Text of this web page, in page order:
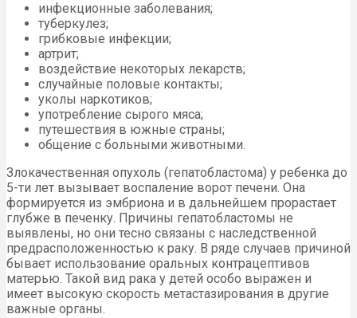
инфекционные заболевания;
туберкулез;
грибковые инфекции;
артрит;
воздействие некоторых лекарств;
случайные половые контакты;
уколы наркотиков;
употребление сырого мяса;
путешествия в южные страны;
общение с больными животными.
Злокачественная опухоль (гепатобластома) у ребенка до
5-ти лет вызывает воспаление ворот печени. Она
формируется из эмбриона и в дальнейшем прорастает
глубже в печенку. Причины гепатобластомы не
выявлены, но они тесно связаны с наследственной
предрасположенностью к раку. В ряде случаев причиной
бывает использование оральных контрацептивов
матерью. Такой вид рака у детей особо выражен и
имеет высокую скорость метастазирования в другие
важные органы.